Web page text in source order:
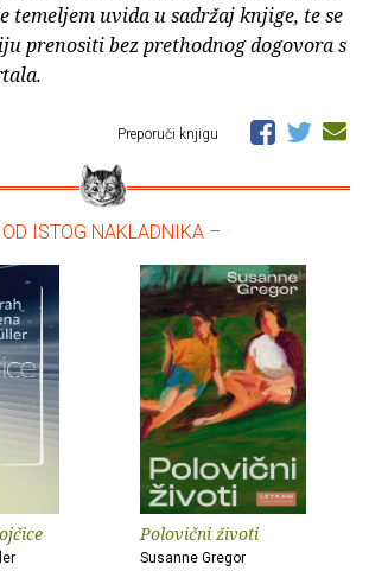
temeljem uvida u sadržaj knjige, te se
prenositi bez prethodnog dogovora s
Preporuči knjigu
ISTOG NAKLADNIKA –
Polovični životi
Susanne Gregor